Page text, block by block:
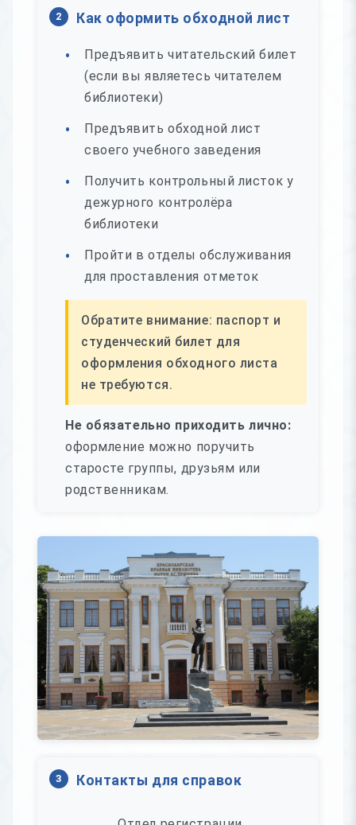
2 Как оформить обходной лист
Предъявить читательский билет
(если вы являетесь читателем
библиотеки)
Предъявить обходной лист
своего учебного заведения
Получить контрольный листок у
дежурного контролёра
библиотеки
Пройти в отделы обслуживания
для проставления отметок
Обратите внимание: паспорт и
студенческий билет для
оформления обходного листа
не требуются.
Не обязательно приходить лично:
оформление можно поручить
старосте группы, друзьям или
родственникам.
3 Контакты для справок